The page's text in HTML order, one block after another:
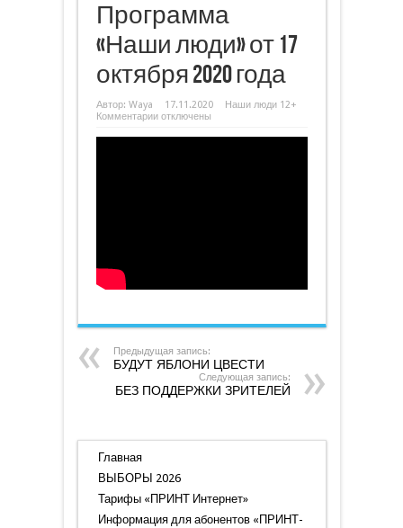
Программа
«Наши люди» от 17
октября 2020 года
Автор: Waya 17.11.2020
Наши люди 12+
Комментариик
Программа
отключены
Предыдущая запись:
БУДУТ ЯБЛОНИ ЦВЕСТИ
Следующая запись:
БЕЗ ПОДДЕРЖКИ ЗРИТЕЛЕЙ
Главная
ВЫБОРЫ 2026
Тарифы «ПРИНТ Интернет»
Информация для абонентов «ПРИНТ-